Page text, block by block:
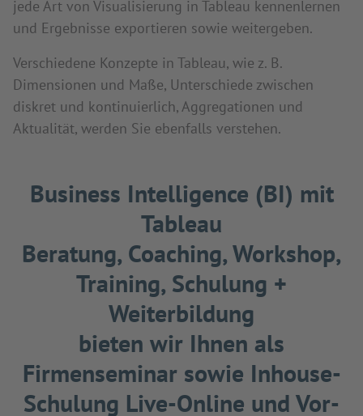
jede Art von Visualisierung in Tableau kennenlernen
und Ergebnisse exportieren sowie weitergeben.
Verschiedene Konzepte in Tableau, wie z. B.
Dimensionen und Maße, Unterschiede zwischen
diskret und kontinuierlich, Aggregationen und
Aktualität, werden Sie ebenfalls verstehen.
Business Intelligence (BI) mit
Tableau
Beratung, Coaching, Workshop,
Training, Schulung +
Weiterbildung
bieten wir Ihnen als
Firmenseminar sowie Inhouse-
Schulung Live-Online und Vor-